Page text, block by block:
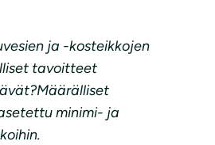
ja -kosteikkojen
tavoitteet
minimi- ja